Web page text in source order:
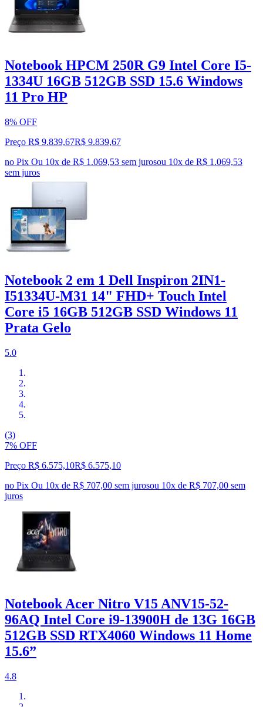
Notebook HPCM 250R G9 Intel Core I5-
1334U 16GB 512GB SSD 15.6 Windows
11 Pro HP
8% OFF
Preço R$ 9.839,67R$ 9.839,67
no Pix Ou 10x de R$ 1.069,53 sem jurosou 10x de R$ 1.069,53
sem juros
Notebook 2 em 1 Dell Inspiron 2IN1-
I51334U-M31 14" FHD+ Touch Intel
Core i5 16GB 512GB SSD Windows 11
Prata Gelo
5.0
(3)
7% OFF
Preço R$ 6.575,10R$ 6.575,10
no Pix Ou 10x de R$ 707,00 sem jurosou 10x de R$ 707,00 sem
juros
Notebook Acer Nitro V15 ANV15-52-
96AQ Intel Core i9-13900H de 13G 16GB
512GB SSD RTX4060 Windows 11 Home
15.6”
4.8